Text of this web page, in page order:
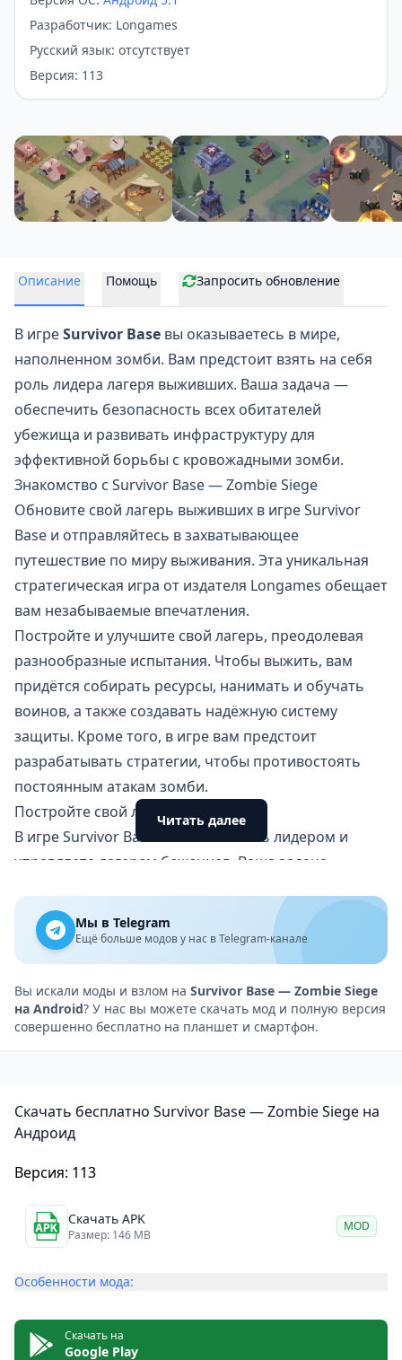
Разработчик: Longames
Русский язык: отсутствует
Версия: 113
Описание Помощь Запросить обновление
В игреSurvivor Base вы оказываетесь в мире,
наполненном зомби. Вам предстоит взять на себя
роль лидера лагеря выживших. Ваша задача —
обеспечить безопасность всех обитателей
убежища и развивать инфраструктуру для
эффективной борьбы с кровожадными зомби.
Знакомство с Survivor Base — Zombie Siege
Обновите свой лагерь выживших в игре Survivor
Base и отправляйтесь в захватывающее
путешествие по миру выживания. Эта уникальная
стратегическая игра от издателя Longames обещает
вам незабываемые впечатления.
Постройте и улучшите свой лагерь, преодолевая
разнообразные испытания. Чтобы выжить, вам
придётся собирать ресурсы, нанимать и обучать
воинов, а также создавать надёжную систему
защиты. Кроме того, в игре вам предстоит
разрабатывать стратегии, чтобы противостоять
постоянным атакам зомби.
Постройте свой лагерь беженцев
В игре Survivor Base вы становитесь лидером и
управляете лагерем беженцев. Ваша задача —
Строительство начинается с поиска и сбора
ресурсов, таких как дерево, железо и еда. Каждый
ресурс играет важную роль в улучшении объектов и
обеспечении жителей. Даже когда вы не в сети, ваш
лагерь может продолжать добывать ресурсы,
позволяя вам развиваться, не проводя всё время за
приступить к строительству зданий: домов,
больниц и тренировочных центров. Каждое здание
выполняет свою функцию и необходимо для
восстановить здоровье жителей после нападений, а
тренировочные центры — укрепить их боевые
Собирайте ресурсы и развивайте системы обороны
выживших и добывать ресурсы, такие как дерево,
Читать далее
Мы в Telegram
Ещё больше модов у нас в Telegram-канале
Вы искали моды и взлом на Survivor Base — Zombie Siege
на Android? У нас вы можете скачать мод и полную версия
совершенно бесплатно на планшет и смартфон.
Скачать бесплатно Survivor Base — Zombie Siege на
Андроид
Версия: 113
Скачать APK
Размер: 146 MB
MOD
Особенности мода:
Скачать на
Google Play